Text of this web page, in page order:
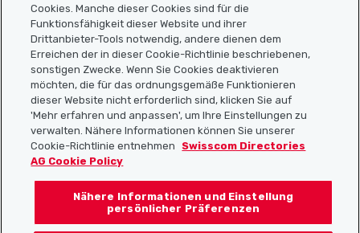
Sitemap
Nützliche Links
Localcities App herunterladen
Folgt uns auf:
Cookies. Manche dieser Cookies sind für die
Funktionsfähigkeit dieser Website und ihrer
Drittanbieter-Tools notwendig, andere dienen dem
Erreichen der in dieser Cookie-Richtlinie beschriebenen,
sonstigen Zwecke. Wenn Sie Cookies deaktivieren
möchten, die für das ordnungsgemäße Funktionieren
dieser Website nicht erforderlich sind, klicken Sie auf
'Mehr erfahren und anpassen', um Ihre Einstellungen zu
verwalten. Nähere Informationen können Sie unserer
Cookie-Richtlinie entnehmen
Swisscom Directories
AG Cookie Policy
Nähere Informationen und Einstellung
persönlicher Präferenzen